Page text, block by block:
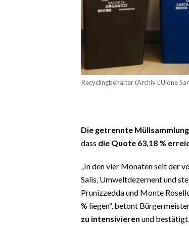
Recyclingbehälter (Archiv L'Uione
Die getrennte
dass die Quote 63,18 %
„In den vier Monaten seit der
Salis, Umweltdezernent und
Prunizzedda und Monte
% liegen“, betont
zu intensivieren und